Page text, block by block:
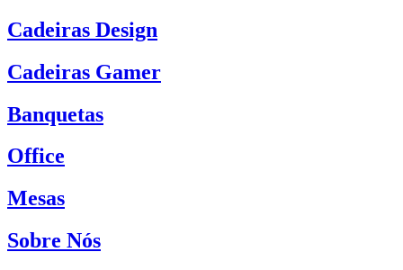
Cadeiras Design
Cadeiras Gamer
Banquetas
Office
Mesas
Sobre Nós